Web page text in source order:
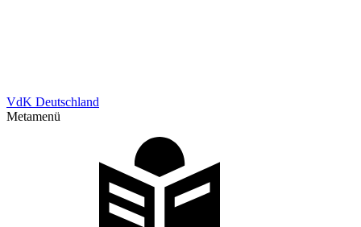
VdK Deutschland
Metamenü